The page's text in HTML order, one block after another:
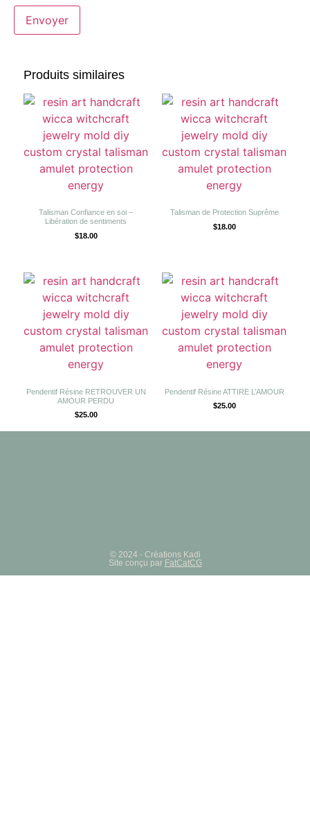
Produits similaires
Talisman Confiance en soi –
Libération de sentiments
$18.00
Talisman de Protection Suprême
$18.00
Pendentif Résine RETROUVER UN
AMOUR PERDU
$25.00
Pendentif Résine ATTIRE L’AMOUR
$25.00
© 2024 - Créations Kadi
Site conçu par FatCatCG